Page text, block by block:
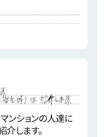
ンションの人達に
介します。